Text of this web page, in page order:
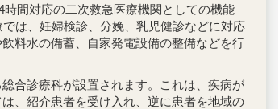
間対応の二次救急医療機関としての機能
は、妊婦検診、分娩、乳児健診などに対応
料水の備蓄、自家発電設備の整備などを行
合診療科が設置されます。これは、疾病が
、紹介患者を受け入れ、逆に患者を地域の